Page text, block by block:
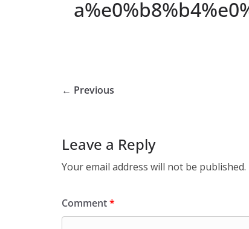
← Previous
Leave a Reply
Your email address will not be published.
Comment*